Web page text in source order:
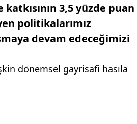
3,5 yüzde puan
politikalarımız
devam edeceğimizi
dönemsel gayrisafi hasıla